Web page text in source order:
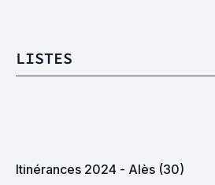
LISTES
Itinérances 2024 - Alès (30)